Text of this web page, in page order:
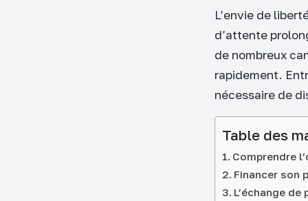
L’envie de
d’attente
de nombreux
rapidement.
nécessaire de
Table des
Comprendre
Financer son
L’échange